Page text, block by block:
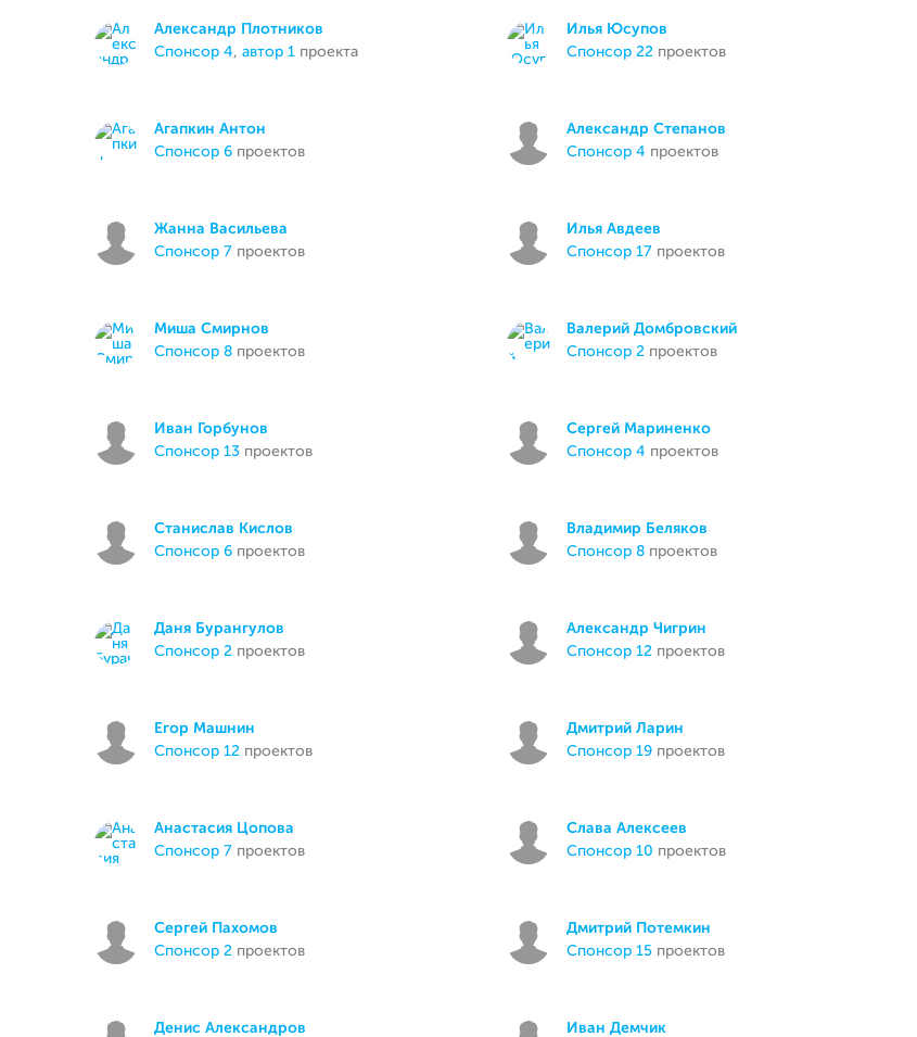
Александр Плотников
спонсор 4, автор 1 проекта
Илья Юсупов
спонсор 22 проектов
Агапкин Антон
спонсор 6 проектов
Александр Степанов
спонсор 4 проектов
Жанна Васильева
спонсор 7 проектов
Илья Авдеев
спонсор 17 проектов
Миша Смирнов
спонсор 8 проектов
Валерий Домбровский
спонсор 2 проектов
Иван Горбунов
спонсор 13 проектов
Сергей Мариненко
спонсор 4 проектов
Станислав Кислов
спонсор 6 проектов
Владимир Беляков
спонсор 8 проектов
Даня Бурангулов
спонсор 2 проектов
Александр Чигрин
спонсор 12 проектов
Егор Машнин
спонсор 12 проектов
Дмитрий Ларин
спонсор 19 проектов
Анастасия Цопова
спонсор 7 проектов
Слава Алексеев
спонсор 10 проектов
Сергей Пахомов
спонсор 2 проектов
Дмитрий Потемкин
спонсор 15 проектов
Денис Александров
Иван Демчик